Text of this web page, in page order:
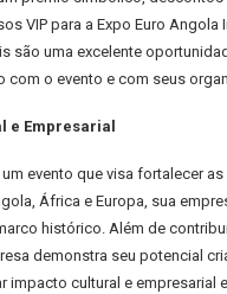
VIP para a Expo Euro Angola
são uma excelente
com o evento e com seus
e Empresarial
evento que visa fortalecer
África e Europa, sua
histórico. Além de
demonstra seu potencial
impacto cultural e empresarial